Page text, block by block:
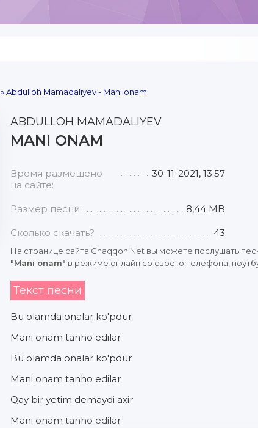
» Abdulloh Mamadaliyev - Mani onam
ABDULLOH MAMADALIYEV
MANI ONAM
Время размещено
на сайте:
30-11-2021, 13:57
Размер песни: 8,44 MB
Сколько скачать? 43
На странице сайта Chaqqon.Net вы можете послушать
"Mani onam" в режиме онлайн со своего телефона,
Текст песни
Bu olamda onalar ko'pdur
Mani onam tanho edilar
Bu olamda onalar ko'pdur
Mani onam tanho edilar
Qay bir yetim demaydi axir
Mani onam tanho edilar